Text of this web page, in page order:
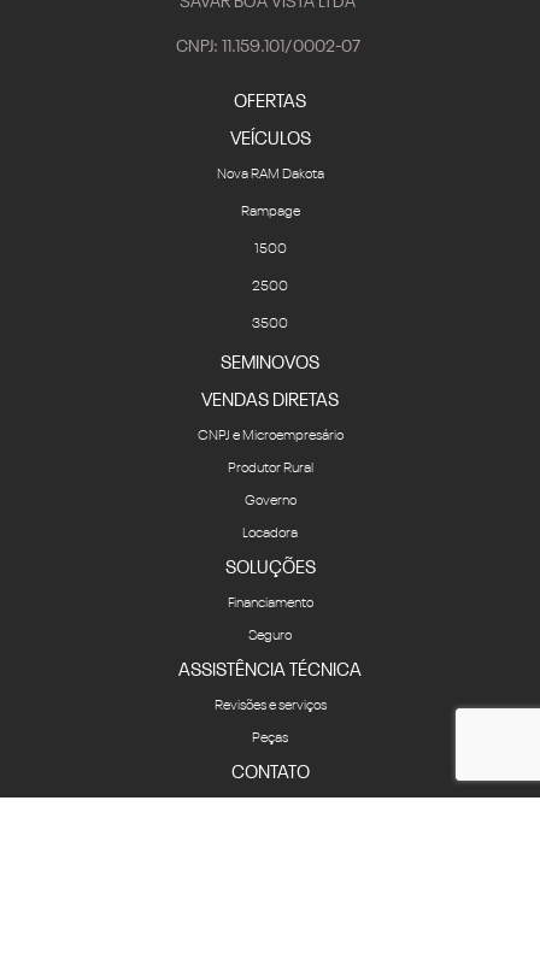
CNPJ: 11.159.101/0002-07
OFERTAS
VEÍCULOS
Nova RAM Dakota
Rampage
1500
2500
3500
SEMINOVOS
VENDAS DIRETAS
CNPJ e Microempresário
Produtor Rural
Governo
Locadora
SOLUÇÕES
Financiamento
Seguro
ASSISTÊNCIA TÉCNICA
Revisões e serviços
Peças
CONTATO